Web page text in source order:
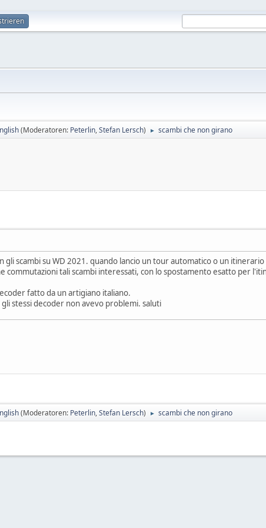
(Moderatoren: Peterlin,Stefan Lersch) ► scambi che non girano
gli scambi su WD 2021. quando lancio un tour automatico o un
commutazioni tali scambi interessati, con lo spostamento esatto per
fatto da un artigiano italiano.
gli stessi decoder non avevo problemi. saluti
(Moderatoren: Peterlin,Stefan Lersch) ► scambi che non girano